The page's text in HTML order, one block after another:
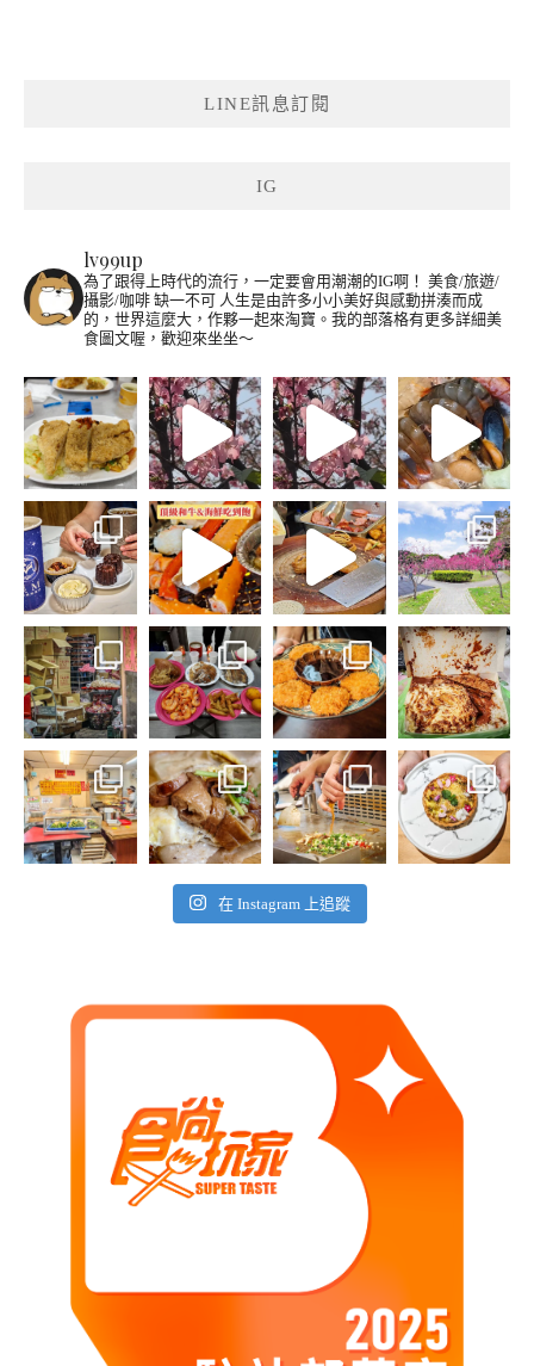
LINE訊息訂閱
IG
lv99up
為了跟得上時代的流行，一定要會用潮潮的IG啊！ 美食/旅遊/
攝影/咖啡 缺一不可 人生是由許多小小美好與感動拼湊而成
的，世界這麼大，作夥一起來淘寶。我的部落格有更多詳細美
食圖文喔，歡迎來坐坐～
在 Instagram 上追蹤